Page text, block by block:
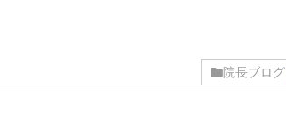
院長ブログ